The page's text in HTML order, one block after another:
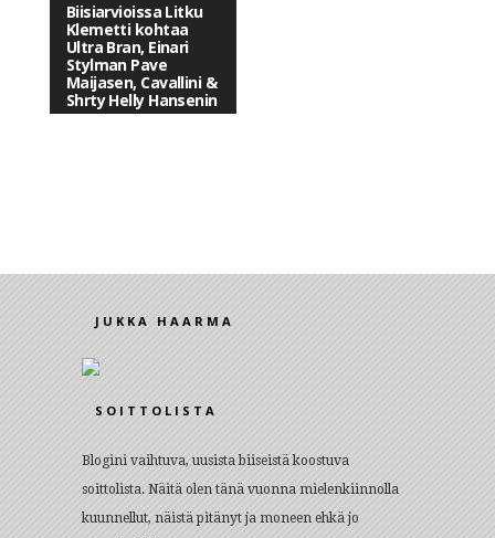
Biisiarvioissa Litku
Klemetti kohtaa
Ultra Bran, Einari
Stylman Pave
Maijasen, Cavallini &
Shrty Helly Hansenin
JUKKA HAARMA
SOITTOLISTA
Blogini vaihtuva, uusista biiseistä koostuva
soittolista. Näitä olen tänä vuonna mielenkiinnolla
kuunnellut, näistä pitänyt ja moneen ehkä jo